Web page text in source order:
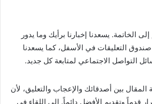
الخاتمة. يسعدنا إخبارنا برأيك وما يدور
التعليقات في الأسفل، كما يسعدنا
التواصل الاجتماعي لمتابعة كل جديد.
بين أصدقائك والإعجاب والتعليق، لأن
قدماً وتقديم الأفضل دائماً. إلى اللقاء في